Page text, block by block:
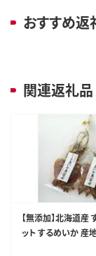
おすすめ返
関連返礼品
【無添加】北海道産
ット するめいか 産